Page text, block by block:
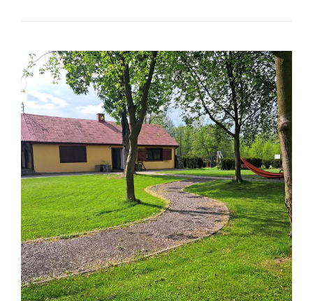
WYCHOWAWCA
OŚRODKU
WSPARCIA
DLA
DZIECI
MŁODZIEŻY
W
BODZANOWIE